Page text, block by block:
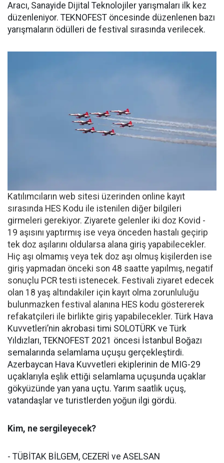
Aracı, Sanayide Dijital Teknolojiler yarışmaları ilk kez
düzenleniyor. TEKNOFEST öncesinde düzenlenen bazı
yarışmaların ödülleri de festival sırasında verilecek.
Katılımcıların web sitesi üzerinden online kayıt
sırasında HES Kodu ile istenilen diğer bilgileri
girmeleri gerekiyor. Ziyarete gelenler iki doz Kovid -
19 aşısını yaptırmış ise veya önceden hastalı geçirip
tek doz aşılarını oldularsa alana giriş yapabilecekler.
Hiç aşı olmamış veya tek doz aşı olmuş kişilerden ise
giriş yapmadan önceki son 48 saatte yapılmış, negatif
sonuçlu PCR testi istenecek. Festivali ziyaret edecek
olan 18 yaş altındakiler için kayıt olma zorunluluğu
bulunmazken festival alanına HES kodu göstererek
refakatçileri ile birlikte giriş yapabilecekler. Türk Hava
Kuvvetleri’nin akrobasi timi SOLOTÜRK ve Türk
Yıldızları, TEKNOFEST 2021 öncesi İstanbul Boğazı
semalarında selamlama uçuşu gerçekleştirdi.
Azerbaycan Hava Kuvvetleri ekiplerinin de MIG-29
uçaklarıyla eşlik ettiği selamlama uçuşunda uçaklar
gökyüzünde yan yana uçtu. Yarım saatlik uçuş,
vatandaşlar ve turistlerden yoğun ilgi gördü.
Kim, ne sergileyecek?
- TÜBİTAK BİLGEM, CEZERİ ve ASELSAN